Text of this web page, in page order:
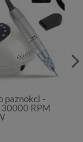
paznokci -
RPM